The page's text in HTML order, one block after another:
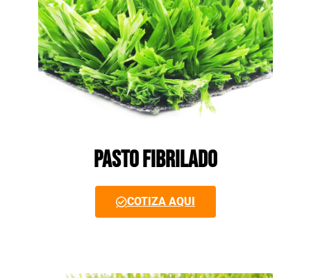
PASTO FIBRILADO
COTIZA AQUI